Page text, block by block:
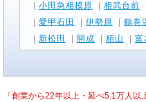
小田急相模原 相武台前
愛甲石田 伊勢原 鶴巻
新松田 開成 栢山 富
「創業から22年以上・延べ5.1万人